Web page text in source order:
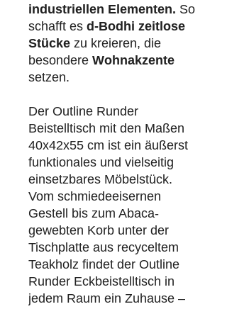
industriellen Elementen. So
schafft es d-Bodhi zeitlose
Stücke zu kreieren, die
besondere Wohnakzente
setzen.
Der Outline Runder
Beistelltisch mit den Maßen
40x42x55 cm ist ein äußerst
funktionales und vielseitig
einsetzbares Möbelstück.
Vom schmiedeeisernen
Gestell bis zum Abaca-
gewebten Korb unter der
Tischplatte aus recyceltem
Teakholz findet der Outline
Runder Eckbeistelltisch in
jedem Raum ein Zuhause –